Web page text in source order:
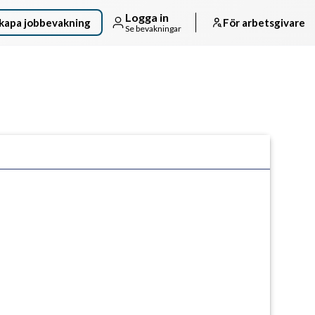
jobbevakning Logga in
Se bevakningar För arbetsgivare